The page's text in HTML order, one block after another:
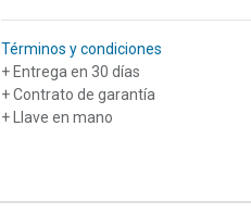
Términos y condiciones
+ Entrega en 30 días
+ Contrato de garantía
+ Llave en mano